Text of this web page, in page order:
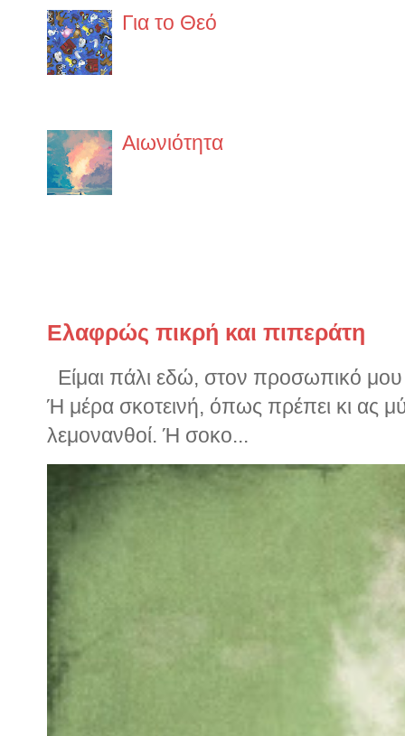
Για το Θεό
Αιωνιότητα
Ελαφρώς πικρή και πιπεράτη
Είμαι πάλι εδώ, στον προσωπικό μου
Ή μέρα σκοτεινή, όπως πρέπει κι ας
λεμονανθοί. Ή σοκο...